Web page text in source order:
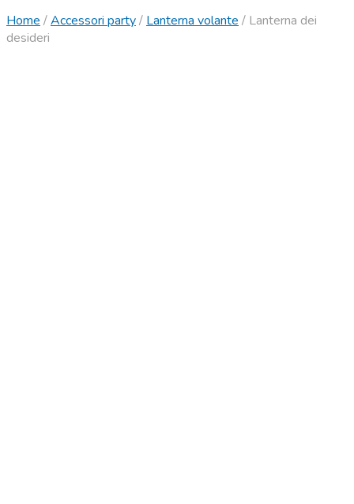
Home /Accessori party/ Lanterna volante / Lanterna dei
desideri